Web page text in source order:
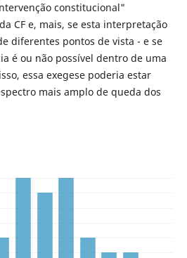
constitucional"
CF e, mais, se esta interpretação
diferentes pontos de vista - e se
é ou não possível dentro de uma
essa exegese poderia estar
mais amplo de queda dos